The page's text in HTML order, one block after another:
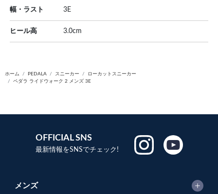
幅・ラスト 3E
ヒール高 3.0cm
ホーム PEDALA スニーカー
ローカットスニーカー
ペダラ ライドウォーク 2 メンズ 3E
OFFICIAL SNS
最新情報をSNSでチェック!
メンズ